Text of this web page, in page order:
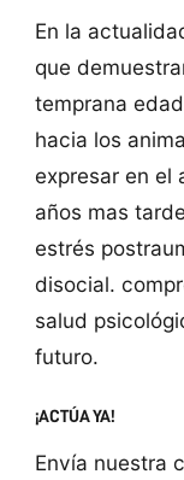
En la
que
temprana
hacia los
expresar en el
años mas
estrés
disocial.
salud
futuro.
¡ACTÚA YA!
Envía nuestra